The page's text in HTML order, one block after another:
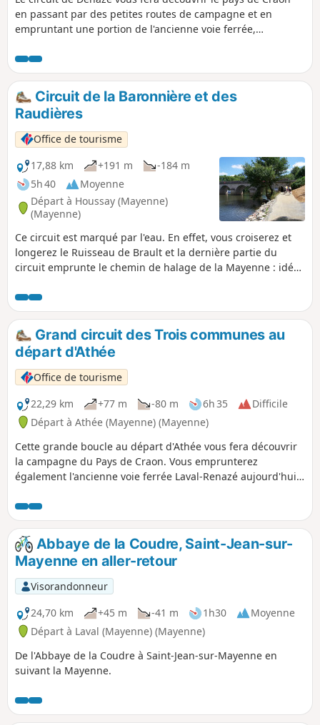
en passant par des petites routes de campagne et en
empruntant une portion de l'ancienne voie ferrée,
Circuit de la Baronnière et des
Raudières
Office de tourisme
17,88 km
+191 m
-184 m
5h 40
Moyenne
Départ à Houssay (Mayenne)
(Mayenne)
Ce circuit est marqué par l'eau. En effet, vous croiserez et
longerez le Ruisseau de Brault et la dernière partie du
circuit emprunte le chemin de halage de la Mayenne : idéal
possible de raccourcir le parcours en n'empruntant pas la
boucle en huit des Raudières.
Grand circuit des Trois communes au
départ d'Athée
Office de tourisme
22,29 km
+77 m -80 m 6h 35
Difficile
Départ à Athée (Mayenne) (Mayenne)
Cette grande boucle au départ d'Athée vous fera découvrir
la campagne du Pays de Craon. Vous emprunterez
également l'ancienne voie ferrée Laval-Renazé aujourd'hui
cheval).
Abbaye de la Coudre, Saint-Jean-sur-
Mayenne en aller-retour
Visorandonneur
24,70 km
+45 m -41 m 1h30
Moyenne
Départ à Laval (Mayenne) (Mayenne)
De l'Abbaye de la Coudre à Saint-Jean-sur-Mayenne en
suivant la Mayenne.